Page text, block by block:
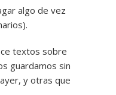
algo de vez
textos sobre
guardamos sin
y otras que